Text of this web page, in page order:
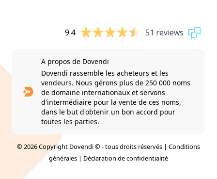
9.4 51 reviews
A propos de Dovendi
Dovendi rassemble les acheteurs et les
vendeurs. Nous gérons plus de 250 000 noms
de domaine internationaux et servons
d'intermédiaire pour la vente de ces noms,
dans le but d'obtenir un bon accord pour
toutes les parties.
© 2026 Copyright Dovendi © - tous droits réservés | Conditions
générales | Déclaration de confidentialité